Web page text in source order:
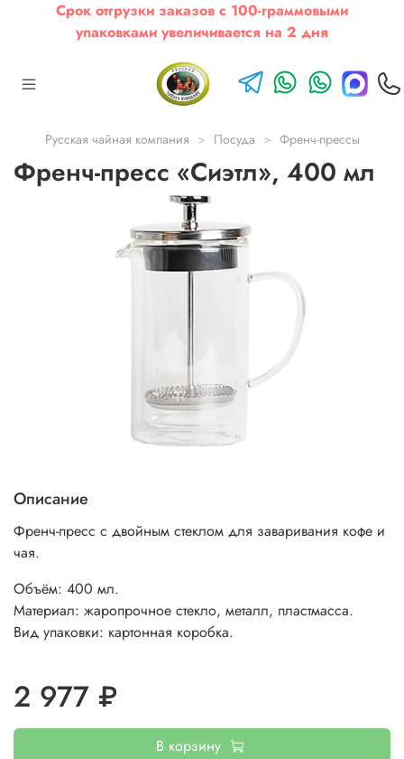
Срок отгрузки заказов с 100-граммовыми
упаковками увеличивается на 2 дня
Русская чайная компания Посуда Френч-прессы
Френч-пресс «Сиэтл», 400 мл
Описание
Френч-пресс с двойным стеклом для заваривания кофе и
чая.
Объём: 400 мл.
Материал: жаропрочное стекло, металл, пластмасса.
Вид упаковки: картонная коробка.
2 977 ₽
В корзину